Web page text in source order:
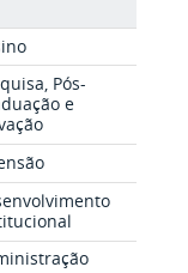
Pós-
e